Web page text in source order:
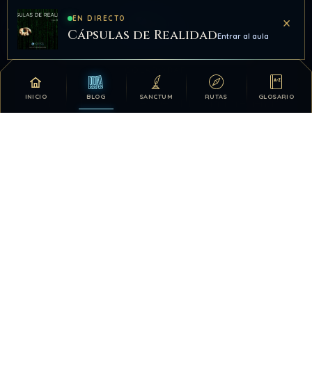
INICIO BLOG SANCTUM RUTAS GLOSARIO
Tu apoyo hace posible que DDLA siga creciendo.
EN DIRECTO
Cápsulas de RealidadEntrar al aula
×